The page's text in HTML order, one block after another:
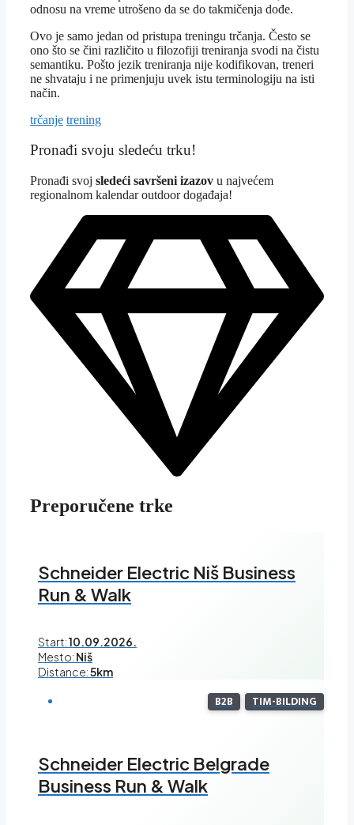
odnosu na vreme utrošeno da se do takmičenja dođe.
Ovo je samo jedan od pristupa treningu trčanja. Često se
ono što se čini različito u filozofiji treniranja svodi na čistu
semantiku. Pošto jezik treniranja nije kodifikovan, treneri
ne shvataju i ne primenjuju uvek istu terminologiju na isti
način.
Tagovi
trčanje trening
Pronađi svoju sledeću trku!
Pronađi svoj sledeći savršeni izazov u najvećem
regionalnom kalendar outdoor događaja!
Preporučene trke
Schneider Electric Niš Business
Run & Walk
Start:10.09.2026.
Mesto: Niš
Distance:5km
B2B TIM-BILDING
Schneider Electric Belgrade
Business Run & Walk